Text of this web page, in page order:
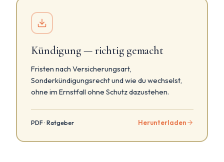
Kündigung — richtig gemacht
Fristen nach Versicherungsart,
Sonderkündigungsrecht und wie du wechselst,
ohne im Ernstfall ohne Schutz dazustehen.
PDF · Ratgeber Herunterladen